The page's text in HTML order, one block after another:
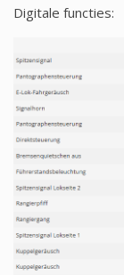
Digitale functies: